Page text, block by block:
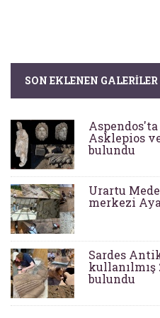
SON EKLENEN GALERILER
Asklepios
bulundu
Urartu
merkezi
Sardes
bulundu